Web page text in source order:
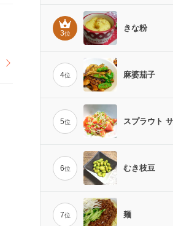
3位
きな粉
4位 麻婆茄子
5位 スプラウト
6位 むき枝豆
7位 麺